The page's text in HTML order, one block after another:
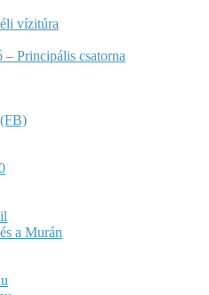
vízitúra
Principális csatorna
a Murán